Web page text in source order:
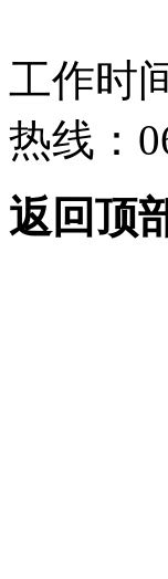
工作时
热线：
返回顶